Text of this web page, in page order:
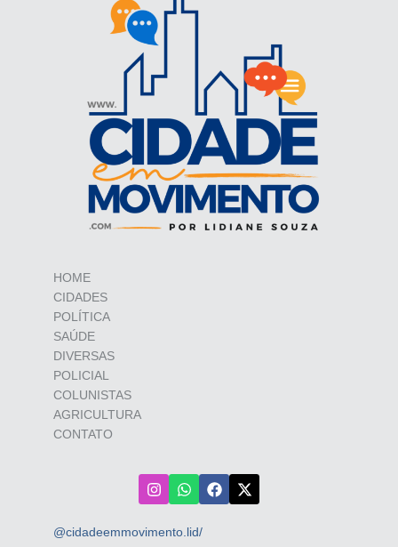
HOME
CIDADES
POLÍTICA
SAÚDE
DIVERSAS
POLICIAL
COLUNISTAS
AGRICULTURA
CONTATO
@cidadeemmovimento.lid/